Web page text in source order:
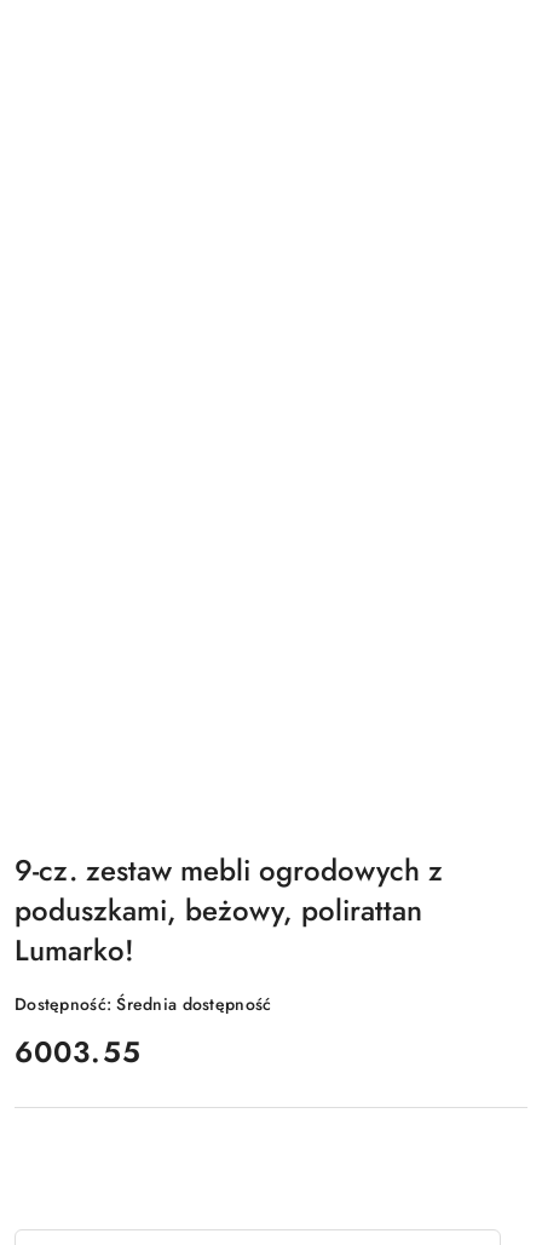
9-cz. zestaw mebli ogrodowych z
poduszkami, beżowy, polirattan
Lumarko!
Dostępność:Średnia dostępność
cena:
6003.55